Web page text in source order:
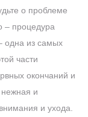
о проблеме
– процедура
одна из самых
части
окончаний и
нежная и
и ухода.